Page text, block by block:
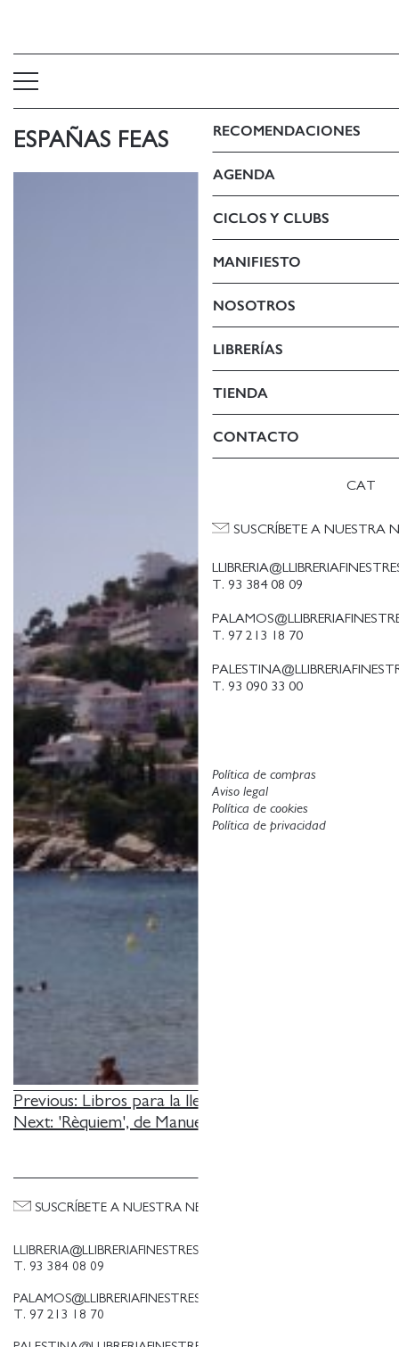
RECOMENDACIONES
AGENDA
CICLOS Y CLUBS
MANIFIESTO
NOSOTROS
LIBRERÍAS
TIENDA
CONTACTO
CAT
SUSCRÍBETE A NUESTRA
T. 93 384 08 09
T. 97 213 18 70
T. 93 090 33 00
Política de privacidad
Política de cookies
Aviso legal
Política de compras
ESPAÑAS FEAS
NAVEGACIÓN
DE
Previous: Libros para la llegada de la oscuridad
Next: 'Rèquiem', de Manuel Baixauli
LLIBRERIA@LLIBRERIAFINESTRES.COM
T. 93 384 08 09
PALAMOS@LLIBRERIAFINESTRES.COM
T. 97 213 18 70
SUSCRÍBETE A NUESTRA NEWSLETTER